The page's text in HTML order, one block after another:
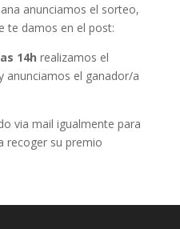
anunciamos el sorteo,
te damos en el post:
14h realizamos el
anunciamos el ganador/a
via mail igualmente para
recoger su premio